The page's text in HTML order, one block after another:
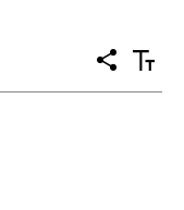
공
유
텍
스